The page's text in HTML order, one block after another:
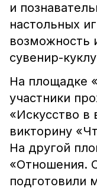
и
настольных
возможность
сувенир-
На площадке
участники
«Искусство в
викторину
На другой
«Отношения.
подготовили